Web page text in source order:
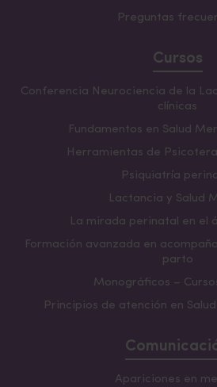
Preguntas
Cursos
Conferencia Neurociencia de la
clínicas
Fundamentos en Salud
Herramientas de
Psiquiatría
Lactancia y Salud
La mirada perinatal en el
Formación avanzada en
parto
Monográficos –
Principios de atención en
Apariciones en